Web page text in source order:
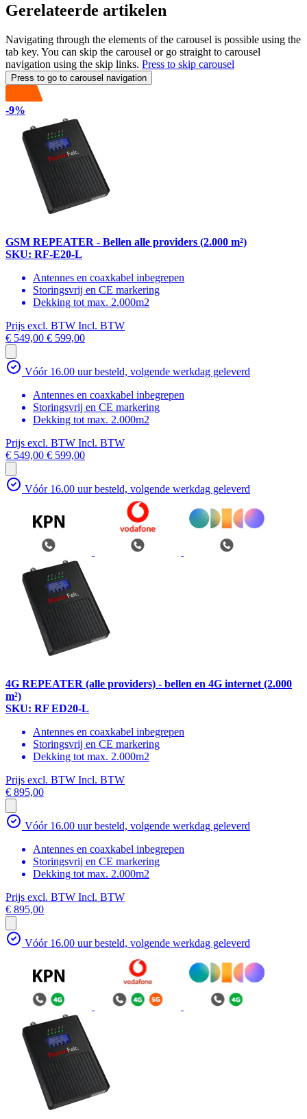
Gerelateerde artikelen
Navigating through the elements of the carousel is possible using the
tab key. You can skip the carousel or go straight to carousel
navigation using the skip links. Press to skip carousel
Press to go to carousel navigation
-9%
GSM REPEATER - Bellen alle providers (2.000 m²)
SKU: RF-E20-L
Antennes en coaxkabel inbegrepen
Storingsvrij en CE markering
Dekking tot max. 2.000m2
Prijs excl. BTW Incl. BTW
€ 549,00 € 599,00
Vóór 16.00 uur besteld, volgende werkdag geleverd
Antennes en coaxkabel inbegrepen
Storingsvrij en CE markering
Dekking tot max. 2.000m2
Prijs excl. BTW Incl. BTW
€ 549,00 € 599,00
Vóór 16.00 uur besteld, volgende werkdag geleverd
4G REPEATER (alle providers) - bellen en 4G internet (2.000
m²)
SKU: RF ED20-L
Antennes en coaxkabel inbegrepen
Storingsvrij en CE markering
Dekking tot max. 2.000m2
Prijs excl. BTW Incl. BTW
€ 895,00
Vóór 16.00 uur besteld, volgende werkdag geleverd
Antennes en coaxkabel inbegrepen
Storingsvrij en CE markering
Dekking tot max. 2.000m2
Prijs excl. BTW Incl. BTW
€ 895,00
Vóór 16.00 uur besteld, volgende werkdag geleverd